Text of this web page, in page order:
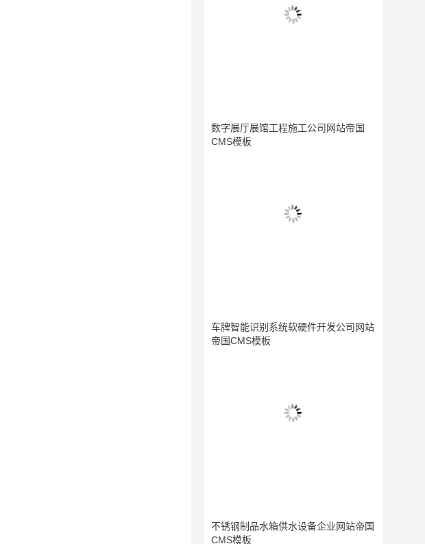
数字展厅展馆工程施工公司网站帝国
CMS模板
车牌智能识别系统软硬件开发公司网站
帝国CMS模板
不锈钢制品水箱供水设备企业网站帝国
CMS模板